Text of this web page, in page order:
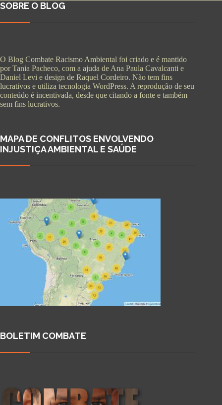
SOBRE O BLOG
O Blog Combate Racismo Ambiental foi criado e é mantido
por Tania Pacheco, com a ajuda de Ana Paula Cavalcanti e
Daniel Levi e design de Raquel Cordeiro. Não tem fins
lucrativos e utiliza tecnologia WordPress. A reprodução de seu
conteúdo é incentivada, desde que citando a fonte e também
sem fins lucrativos.
MAPA DE CONFLITOS ENVOLVENDO
INJUSTIÇA AMBIENTAL E SAÚDE
BOLETIM COMBATE